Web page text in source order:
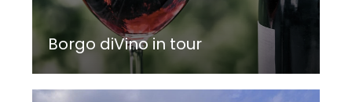
Borgo diVino in tour